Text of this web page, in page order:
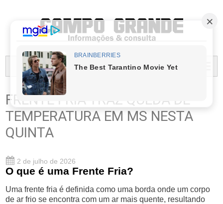
MENU...
FRENTE FRIA TRAZ QUEDA DE
TEMPERATURA EM MS NESTA
QUINTA
2 de julho de 2026
O que é uma Frente Fria?
Uma frente fria é definida como uma borda onde um corpo
de ar frio se encontra com um ar mais quente, resultando